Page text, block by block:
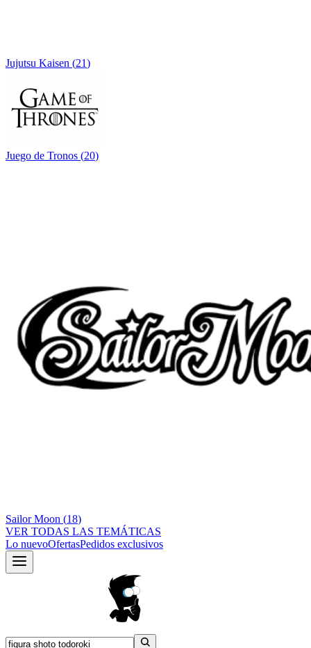
Jujutsu Kaisen (21)
Juego de Tronos (20)
Sailor Moon (18)
VER TODAS LAS TEMÁTICAS
Lo nuevoOfertasPedidos exclusivos